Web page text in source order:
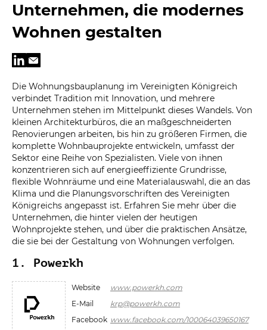
Unternehmen, die modernes
Wohnen gestalten
Die Wohnungsbauplanung im Vereinigten Königreich
verbindet Tradition mit Innovation, und mehrere
Unternehmen stehen im Mittelpunkt dieses Wandels. Von
kleinen Architekturbüros, die an maßgeschneiderten
Renovierungen arbeiten, bis hin zu größeren Firmen, die
komplette Wohnbauprojekte entwickeln, umfasst der
Sektor eine Reihe von Spezialisten. Viele von ihnen
konzentrieren sich auf energieeffiziente Grundrisse,
flexible Wohnräume und eine Materialauswahl, die an das
Klima und die Planungsvorschriften des Vereinigten
Königreichs angepasst ist. Erfahren Sie mehr über die
Unternehmen, die hinter vielen der heutigen
Wohnprojekte stehen, und über die praktischen Ansätze,
die sie bei der Gestaltung von Wohnungen verfolgen.
1. Powerkh
Website
www.powerkh.com
E-Mail
krp@powerkh.com
Facebook www.facebook.com/100064039650167